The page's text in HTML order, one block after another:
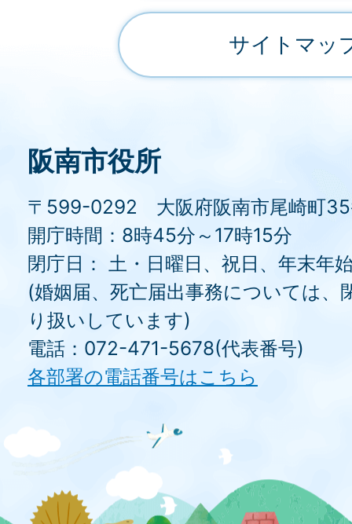
サイトマッ
阪南市役所
〒599-0292 大阪府阪南市尾崎町35
開庁時間：8時45分～17時15分
閉庁日： 土・日曜日、祝日、年末年
(婚姻届、死亡届出事務については、
り扱いしています)
電話：072-471-5678(代表番号)
各部署の電話番号はこちら